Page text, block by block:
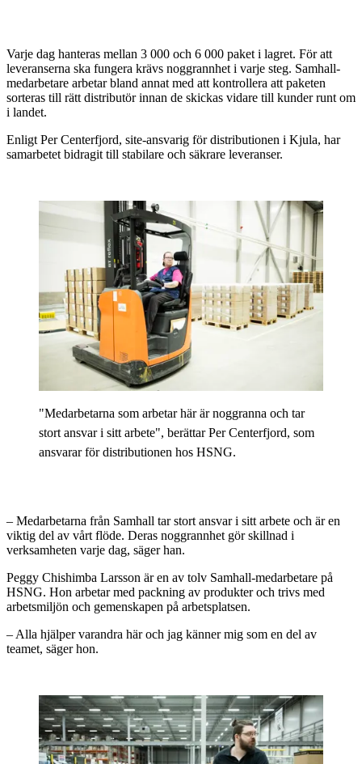
Varje dag hanteras mellan 3 000 och 6 000 paket i lagret. För att
leveranserna ska fungera krävs noggrannhet i varje steg. Samhall-
medarbetare arbetar bland annat med att kontrollera att paketen
sorteras till rätt distributör innan de skickas vidare till kunder runt om
i landet.
Enligt Per Centerfjord, site-ansvarig för distributionen i Kjula, har
samarbetet bidragit till stabilare och säkrare leveranser.
"Medarbetarna som arbetar här är noggranna och tar
stort ansvar i sitt arbete", berättar Per Centerfjord, som
ansvarar för distributionen hos HSNG.
– Medarbetarna från Samhall tar stort ansvar i sitt arbete och är en
viktig del av vårt flöde. Deras noggrannhet gör skillnad i
verksamheten varje dag, säger han.
Peggy Chishimba Larsson är en av tolv Samhall-medarbetare på
HSNG. Hon arbetar med packning av produkter och trivs med
arbetsmiljön och gemenskapen på arbetsplatsen.
– Alla hjälper varandra här och jag känner mig som en del av
teamet, säger hon.